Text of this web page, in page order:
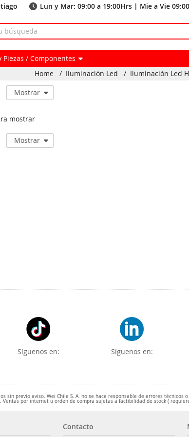
Lun y Mar: 09:00 a 19:00Hrs | Mie a Vie
Piezas / Componentes
Home
/ Iluminación Led / Iluminación Led
Mostrar
mostrar
Mostrar
Síguenos en: Síguenos en:
sin previo aviso. Wei Chile S. A. no se hace responsable de errores
por internet u orden de compra sujetas a factibilidad de stock (
Contacto